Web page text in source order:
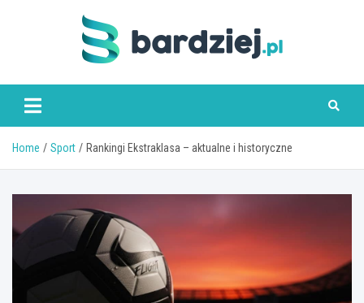
bardziej.pl
Home Sport Rankingi Ekstraklasa – aktualne i historyczne